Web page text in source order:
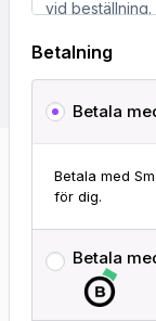
Betalning
Betala
Betala med
för dig.
Betala